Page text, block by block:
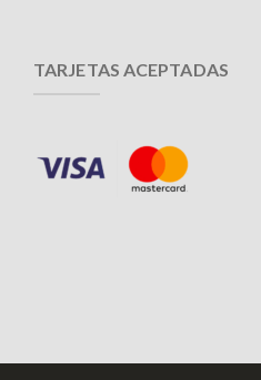
TARJETAS ACEPTADAS